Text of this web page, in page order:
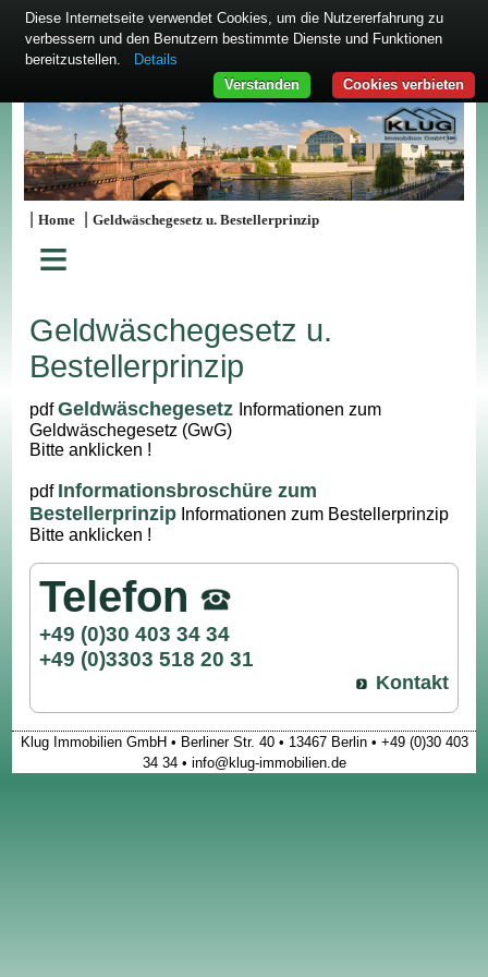
|Home |Geldwäschegesetz u. Bestellerprinzip
≡
Geldwäschegesetz u.
Bestellerprinzip
pdfGeldwäschegesetz Informationen zum
Geldwäschegesetz (GwG)
Bitte anklicken !
pdf Informationsbroschüre zum
Bestellerprinzip Informationen zum Bestellerprinzip
Bitte anklicken !
Telefon
+49 (0)30 403 34 34
+49 (0)3303 518 20 31
Kontakt
Klug Immobilien GmbH • Berliner Str. 40 • 13467 Berlin • +49 (0)30 403
34 34 • info@klug-immobilien.de
Diese Internetseite verwendet Cookies, um die Nutzererfahrung zu
verbessern und den Benutzern bestimmte Dienste und Funktionen
bereitzustellen.
Details
Cookies verbieten
Verstanden